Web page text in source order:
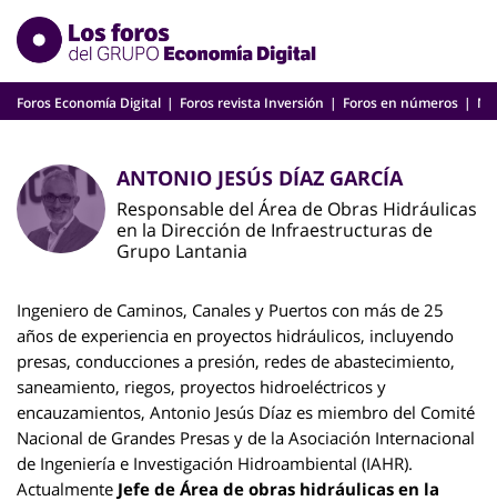
Skip
content
Foros Economía Digital Foros revista Inversión Foros en números
ANTONIO JESÚS DÍAZ GARCÍA
Responsable del Área de Obras Hidráulicas
en la Dirección de Infraestructuras de
Grupo Lantania
Ingeniero de Caminos, Canales y Puertos con más de 25
años de experiencia en proyectos hidráulicos, incluyendo
presas, conducciones a presión, redes de abastecimiento,
saneamiento, riegos, proyectos hidroeléctricos y
encauzamientos, Antonio Jesús Díaz es miembro del Comité
Nacional de Grandes Presas y de la Asociación Internacional
de Ingeniería e Investigación Hidroambiental (IAHR).
Actualmente Jefe de Área de obras hidráulicas en la